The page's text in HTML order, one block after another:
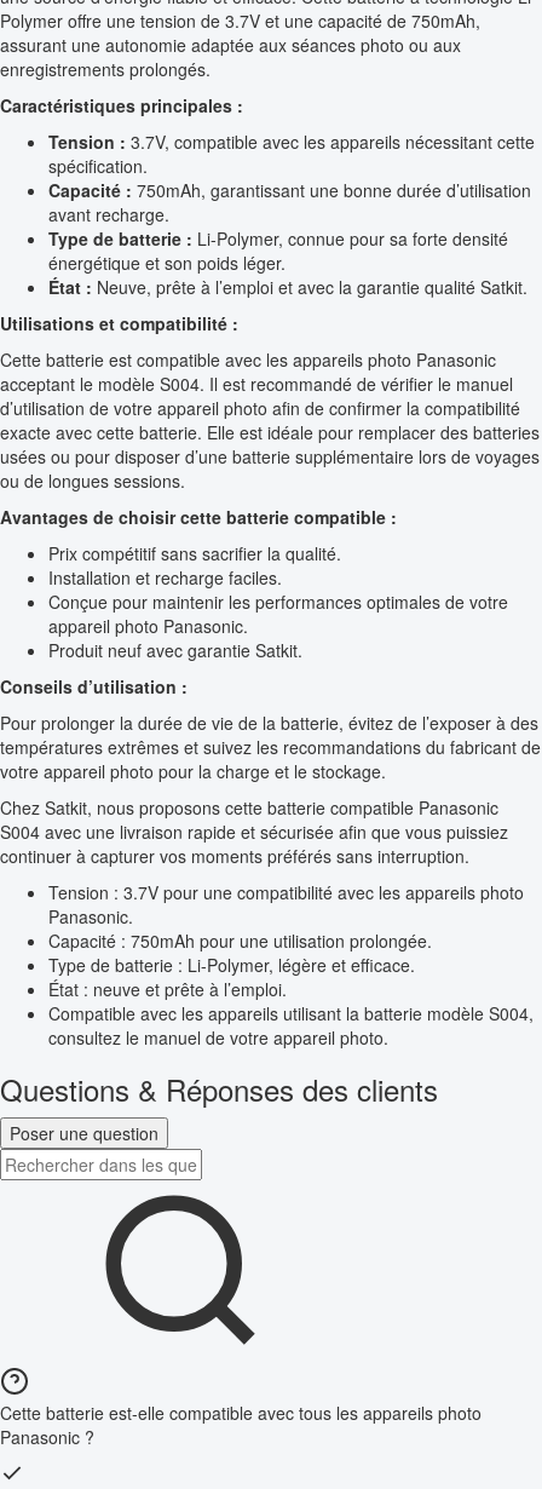
Polymer offre une tension de 3.7V et une capacité de 750mAh,
assurant une autonomie adaptée aux séances photo ou aux
enregistrements prolongés.
Caractéristiques principales :
Tension : 3.7V, compatible avec les appareils nécessitant cette
spécification.
Capacité : 750mAh, garantissant une bonne durée d’utilisation
avant recharge.
Type de batterie : Li-Polymer, connue pour sa forte densité
énergétique et son poids léger.
État : Neuve, prête à l’emploi et avec la garantie qualité Satkit.
Utilisations et compatibilité :
Cette batterie est compatible avec les appareils photo Panasonic
acceptant le modèle S004. Il est recommandé de vérifier le manuel
d’utilisation de votre appareil photo afin de confirmer la compatibilité
exacte avec cette batterie. Elle est idéale pour remplacer des batteries
usées ou pour disposer d’une batterie supplémentaire lors de voyages
ou de longues sessions.
Avantages de choisir cette batterie compatible :
Prix compétitif sans sacrifier la qualité.
Installation et recharge faciles.
Conçue pour maintenir les performances optimales de votre
appareil photo Panasonic.
Produit neuf avec garantie Satkit.
Conseils d’utilisation :
Pour prolonger la durée de vie de la batterie, évitez de l’exposer à des
températures extrêmes et suivez les recommandations du fabricant de
votre appareil photo pour la charge et le stockage.
Chez Satkit, nous proposons cette batterie compatible Panasonic
S004 avec une livraison rapide et sécurisée afin que vous puissiez
continuer à capturer vos moments préférés sans interruption.
Tension : 3.7V pour une compatibilité avec les appareils photo
Panasonic.
Capacité : 750mAh pour une utilisation prolongée.
Type de batterie : Li-Polymer, légère et efficace.
État : neuve et prête à l’emploi.
Compatible avec les appareils utilisant la batterie modèle S004,
consultez le manuel de votre appareil photo.
Questions & Réponses des clients
Poser une question
Cette batterie est-elle compatible avec tous les appareils photo
Panasonic ?